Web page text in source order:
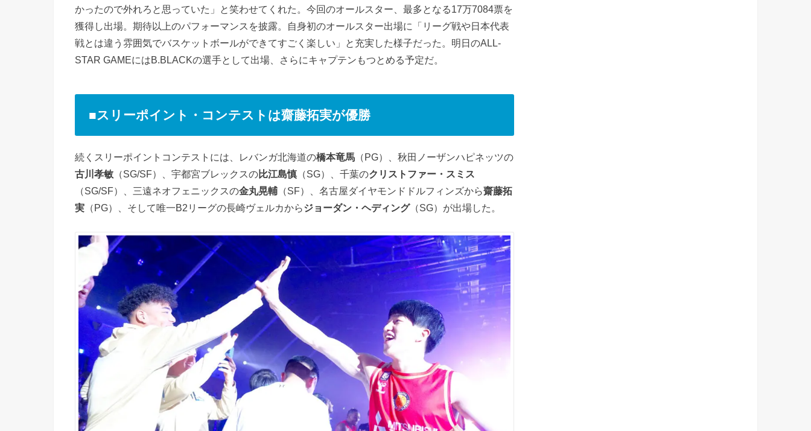
かったので外れろと思っていた」と笑わせてくれた。今回のオールスター、最多となる17万7084票を
獲得し出場。期待以上のパフォーマンスを披露。自身初のオールスター出場に「リーグ戦や日本代表
戦とは違う雰囲気でバスケットボールができてすごく楽しい」と充実した様子だった。明日のALL-
STAR GAMEにはB.BLACKの選手として出場、さらにキャプテンもつとめる予定だ。
■スリーポイント・コンテストは齋藤拓実が優勝
続くスリーポイントコンテストには、レバンガ北海道の橋本竜馬 （PG）、秋田ノーザンハピネッツの
古川孝敏 （SG/SF）、宇都宮ブレックスの比江島慎 （SG）、千葉のクリストファー・スミス
（SG/SF）、三遠ネオフェニックスの金丸晃輔 （SF）、名古屋ダイヤモンドドルフィンズから齋藤拓
実 （PG）、そして唯一B2リーグの長崎ヴェルカからジョーダン・ヘディング（SG）が出場した。